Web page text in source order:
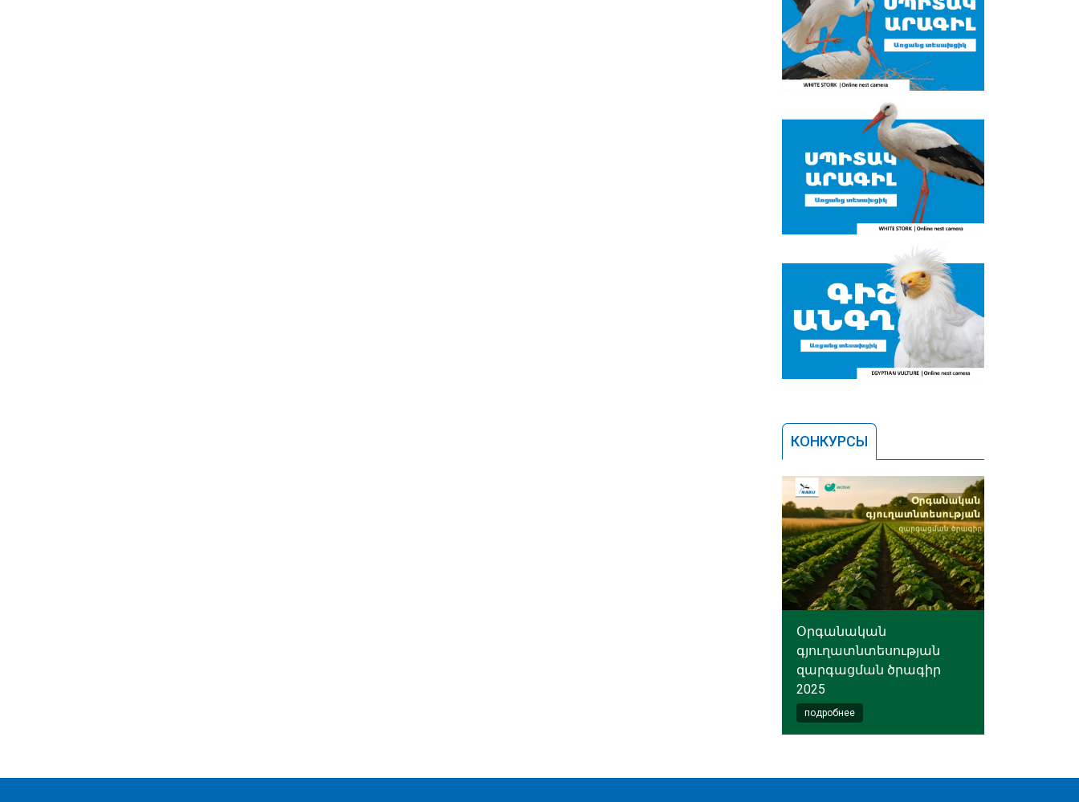
КОНКУРСЫ
Օրգանական
գյուղատնտեսության
զարգացման ծրագիր
2025
подробнее